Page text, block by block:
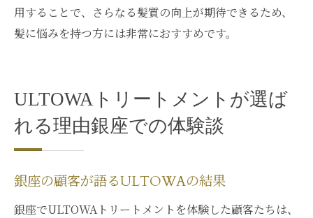
用することで、さらなる髪質の向上が期待できるため、
髪に悩みを持つ方には非常におすすめです。
ULTOWAトリートメントが選ば
れる理由銀座での体験談
銀座の顧客が語るULTOWAの結果
銀座でULTOWAトリートメントを体験した顧客たちは、